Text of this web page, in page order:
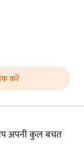
करें
अपनी कुल बचत